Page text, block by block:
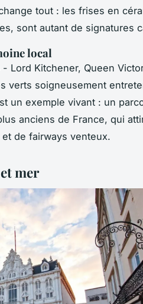
tout : les frises en
sont autant de signatures
local
Lord Kitchener, Queen
verts soigneusement
un exemple vivant : un
anciens de France, qui
de fairways venteux.
mer